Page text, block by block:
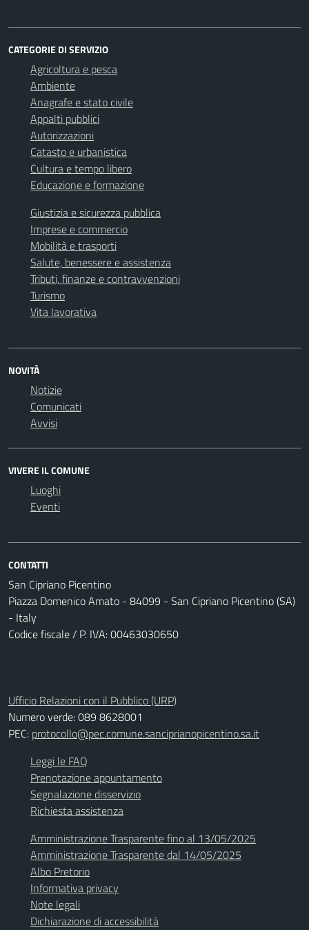
CATEGORIE DI SERVIZIO
Agricoltura e pesca
Ambiente
Anagrafe e stato civile
Appalti pubblici
Autorizzazioni
Catasto e urbanistica
Cultura e tempo libero
Educazione e formazione
Giustizia e sicurezza pubblica
Imprese e commercio
Mobilità e trasporti
Salute, benessere e assistenza
Tributi, finanze e contravvenzioni
Turismo
Vita lavorativa
NOVITÀ
Notizie
Comunicati
Avvisi
VIVERE IL COMUNE
Luoghi
Eventi
CONTATTI
San Cipriano Picentino
Piazza Domenico Amato - 84099 - San Cipriano Picentino (SA)
- Italy
Codice fiscale / P. IVA: 00463030650
Ufficio Relazioni con il Pubblico (URP)
Numero verde: 089 8628001
PEC: protocollo@pec.comune.sanciprianopicentino.sa.it
Leggi le FAQ
Prenotazione appuntamento
Segnalazione disservizio
Richiesta assistenza
Amministrazione Trasparente fino al 13/05/2025
Amministrazione Trasparente dal 14/05/2025
Albo Pretorio
Informativa privacy
Note legali
Dichiarazione di accessibilità